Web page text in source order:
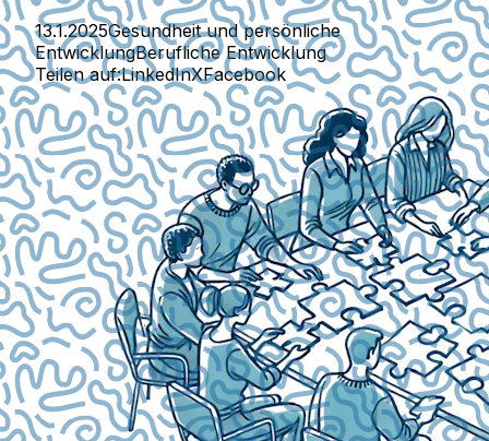
13.1.2025Gesundheit und persönliche
EntwicklungBerufliche Entwicklung
Teilen auf:LinkedInXFacebook